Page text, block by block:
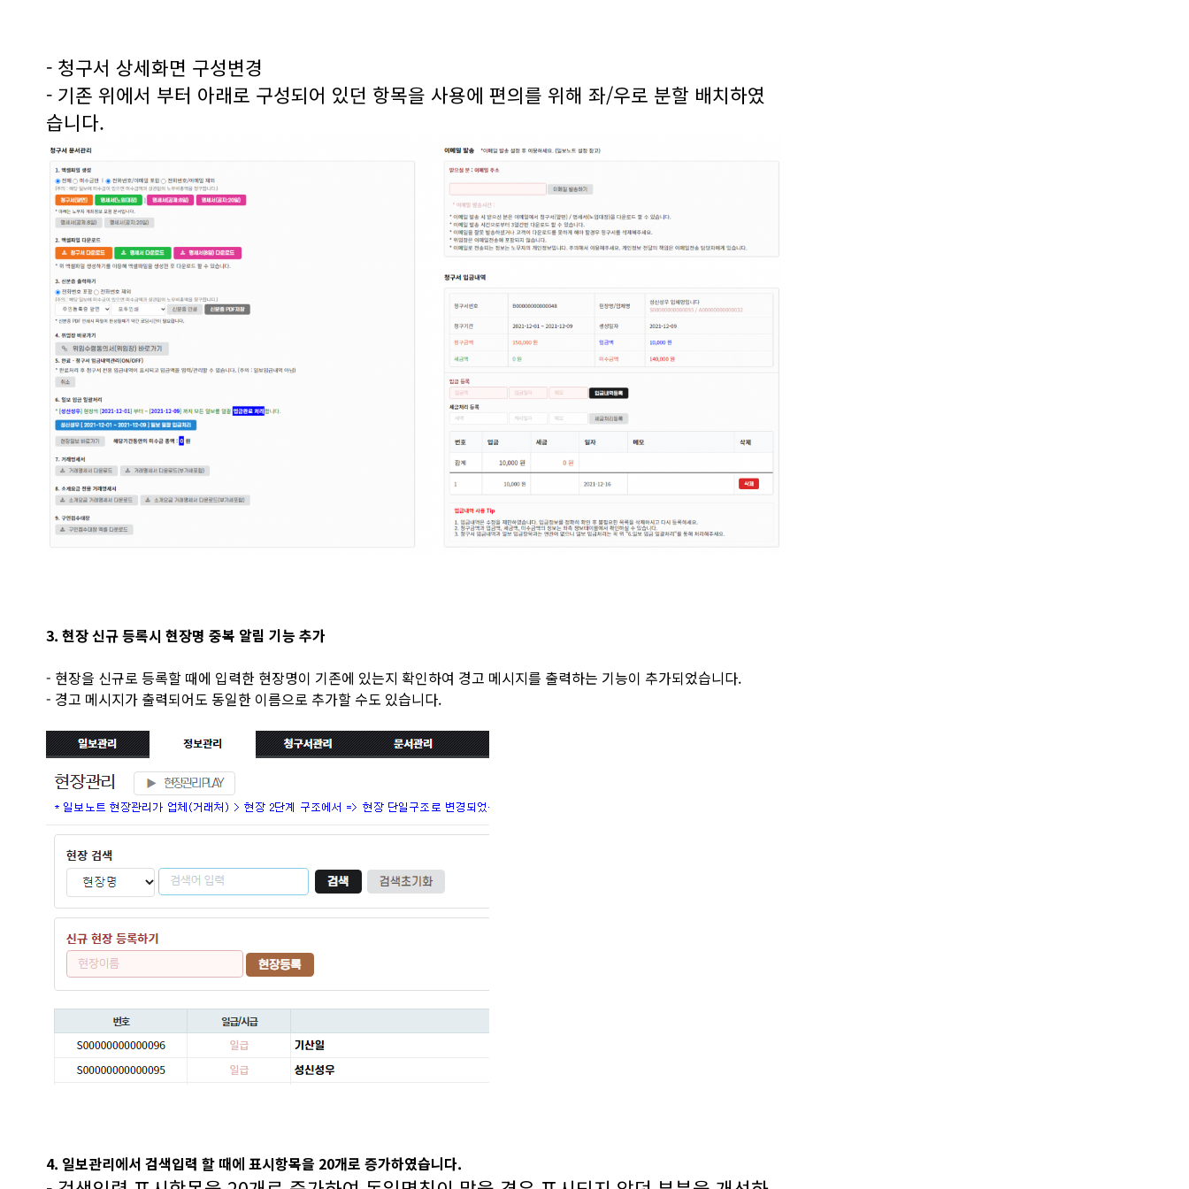
- 청구서 상세화면 구성변경
- 기존 위에서 부터 아래로 구성되어 있던 항목을 사용에 편의를 위해 좌/우로 분할 배치하였
습니다.
3. 현장 신규 등록시 현장명 중복 알림 기능 추가
- 현장을 신규로 등록할 때에 입력한 현장명이 기존에 있는지 확인하여 경고 메시지를 출력하는 기능이 추가되었습니다.
- 경고 메시지가 출력되어도 동일한 이름으로 추가할 수도 있습니다.
4. 일보관리에서 검색입력 할 때에 표시항목을 20개로 증가하였습니다.